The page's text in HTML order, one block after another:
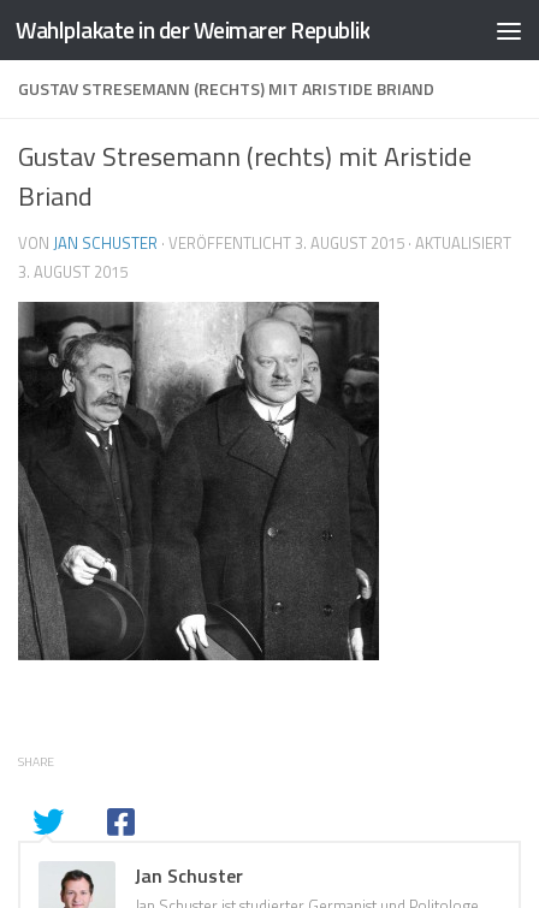
Zum Inhalt springen
Wahlplakate in der Weimarer Republik
GUSTAV STRESEMANN (RECHTS) MIT ARISTIDE BRIAND
Gustav Stresemann (rechts) mit Aristide
Briand
VON JAN SCHUSTER · VERÖFFENTLICHT 3. AUGUST 2015 · AKTUALISIERT
3. AUGUST 2015
SHARE
Jan Schuster